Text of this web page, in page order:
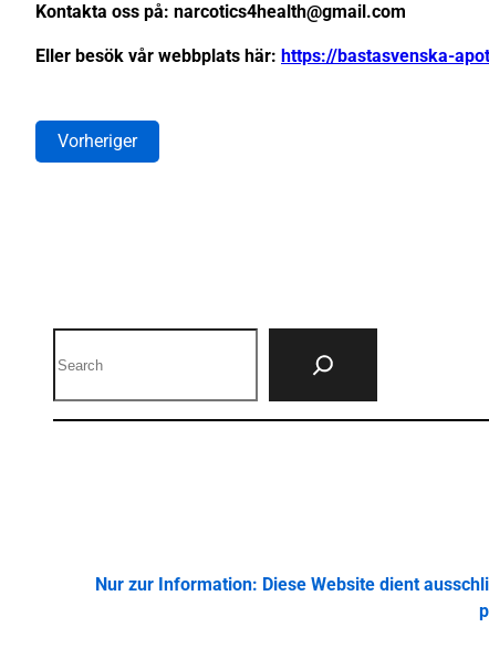
Kontakta oss på: narcotics4health@gmail.com
Eller besök vår webbplats här: https://bastasvenska-
Vorheriger
Nur zur Information: Diese Website dient